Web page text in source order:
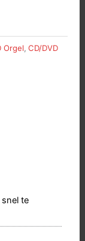
te
Orgel, CD/DVD